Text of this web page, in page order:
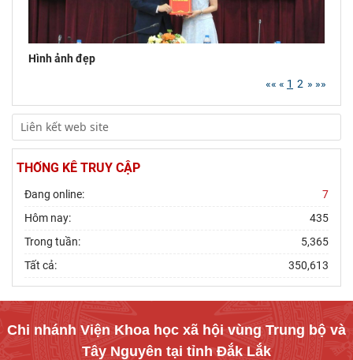
Hình ảnh đẹp
«« « 1 2 » »»
THỐNG KÊ TRUY CẬP
Đang online:
7
Hôm nay:
435
Trong tuần:
5,365
Tất cả:
350,613
Chi nhánh Viện Khoa học xã hội vùng Trung bộ và
Tây Nguyên tại tỉnh Đắk Lắk